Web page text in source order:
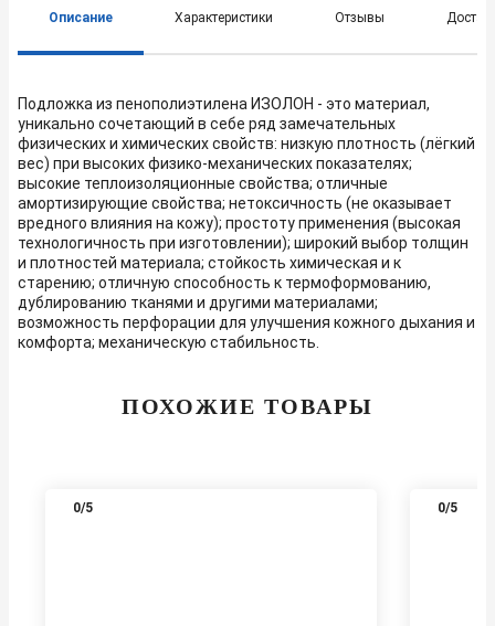
Описание Характеристики Отзывы
Подложка из пенополиэтилена ИЗОЛОН - это материал,
уникально сочетающий в себе ряд замечательных
физических и химических свойств: низкую плотность (лёгкий
вес) при высоких физико-механических показателях;
высокие теплоизоляционные свойства; отличные
амортизирующие свойства; нетоксичность (не оказывает
вредного влияния на кожу); простоту применения (высокая
технологичность при изготовлении); широкий выбор толщин
и плотностей материала; стойкость химическая и к
старению; отличную способность к термоформованию,
дублированию тканями и другими материалами;
возможность перфорации для улучшения кожного дыхания и
комфорта; механическую стабильность.
ПОХОЖИЕ ТОВАРЫ
0/5 0/5